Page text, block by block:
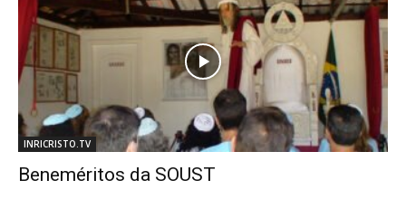
INRICRISTO.TV
Beneméritos da SOUST